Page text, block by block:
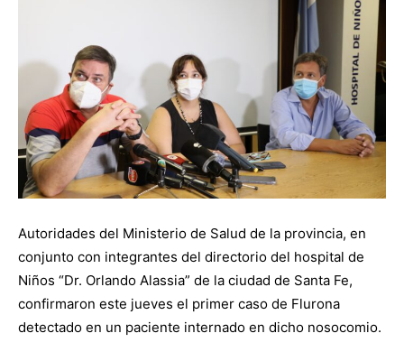
Autoridades del Ministerio de Salud de la provincia, en
conjunto con integrantes del directorio del hospital de
Niños “Dr. Orlando Alassia” de la ciudad de Santa Fe,
confirmaron este jueves el primer caso de Flurona
detectado en un paciente internado en dicho nosocomio.